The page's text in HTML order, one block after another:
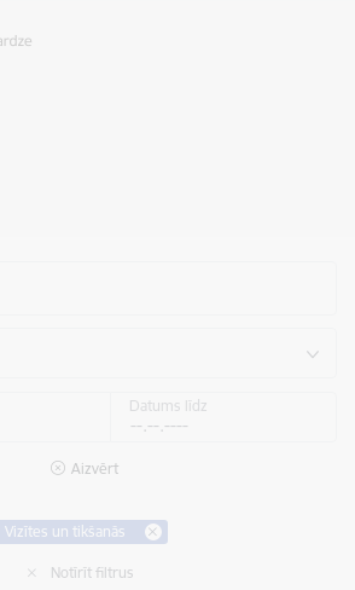
Datums līdz
Aizvērt
Vizītes un tikšanās
Notīrīt filtrus